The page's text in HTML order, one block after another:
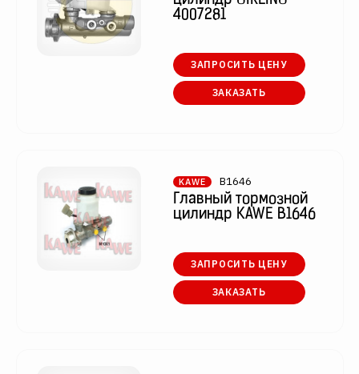
4007281
ЗАПРОСИТЬ ЦЕНУ
ЗАКАЗАТЬ
KAWE B1646
Главный тормозной
цилиндр KAWE B1646
ЗАПРОСИТЬ ЦЕНУ
ЗАКАЗАТЬ